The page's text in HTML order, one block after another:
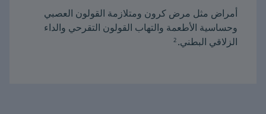
أمراض مثل مرض كرون ومتلازمة القولون العصبي
وحساسية الأطعمة والتهاب القولون التقرحي والداء
الزلاقي البطني. 2